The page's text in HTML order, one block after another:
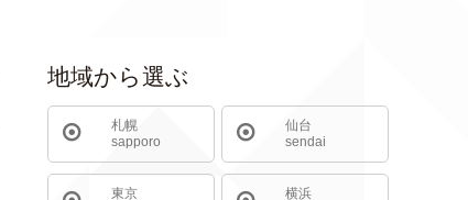
地域から選ぶ
札幌
sapporo
仙台
sendai
東京
横浜